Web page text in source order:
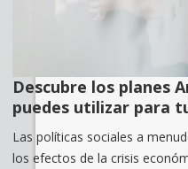
Descubre los planes
puedes utilizar para
Las políticas sociales a
los efectos de la crisis